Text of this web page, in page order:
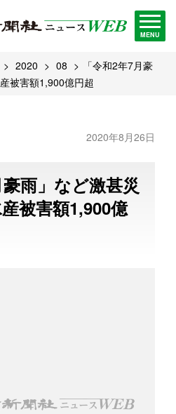
MENU
2020 08
「令和2年7月豪
被害額1,900億円超
2020年8月26日
豪雨」など激甚災
被害額1,900億